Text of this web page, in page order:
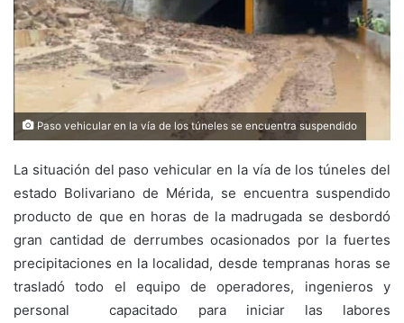
Paso vehicular en la vía de los túneles se encuentra suspendido
La situación del paso vehicular en la vía de los túneles del
estado Bolivariano de Mérida, se encuentra suspendido
producto de que en horas de la madrugada se desbordó
gran cantidad de derrumbes ocasionados por la fuertes
precipitaciones en la localidad, desde tempranas horas se
trasladó todo el equipo de operadores, ingenieros y
personal capacitado para iniciar las labores